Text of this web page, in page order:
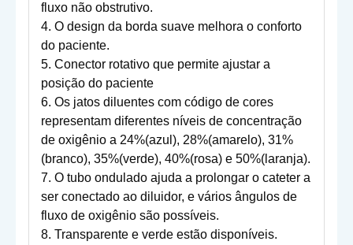
fluxo não obstrutivo.
4. O design da borda suave melhora o conforto
do paciente.
5. Conector rotativo que permite ajustar a
posição do paciente
6. Os jatos diluentes com código de cores
representam diferentes níveis de concentração
de oxigênio a 24%(azul), 28%(amarelo), 31%
(branco), 35%(verde), 40%(rosa) e 50%(laranja).
7. O tubo ondulado ajuda a prolongar o cateter a
ser conectado ao diluidor, e vários ângulos de
fluxo de oxigênio são possíveis.
8. Transparente e verde estão disponíveis.